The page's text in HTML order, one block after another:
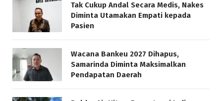
Tak Cukup Andal Secara Medis, Nakes
Diminta Utamakan Empati kepada
Pasien
Wacana Bankeu 2027 Dihapus,
Samarinda Diminta Maksimalkan
Pendapatan Daerah